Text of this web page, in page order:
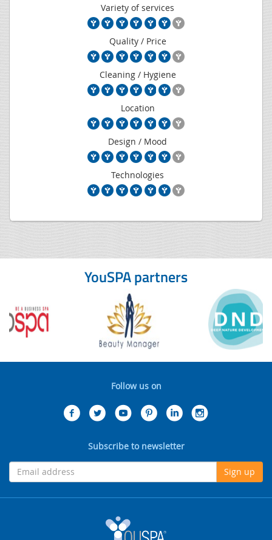
Variety of services
Quality / Price
Cleaning / Hygiene
Location
Design / Mood
Technologies
YouSPA partners
Follow us on
Subscribe to newsletter
Sign up